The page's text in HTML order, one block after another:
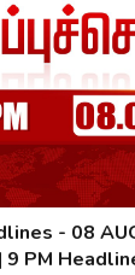
- 08
PM